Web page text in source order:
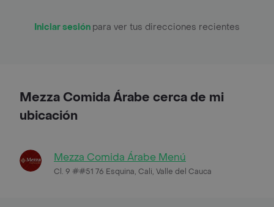
Iniciar sesión para ver tus direcciones recientes
Mezza Comida Árabe cerca de mi
ubicación
Mezza Comida Árabe Menú
Cl. 9 ##51 76 Esquina, Cali, Valle del Cauca